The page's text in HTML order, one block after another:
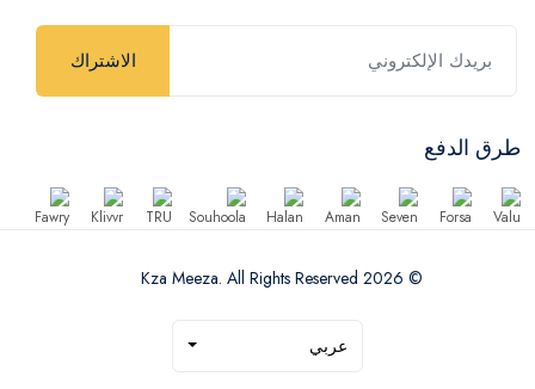
الاشتراك
طرق الدفع
© 2026 Kza Meeza. All Rights Reserved
عربي